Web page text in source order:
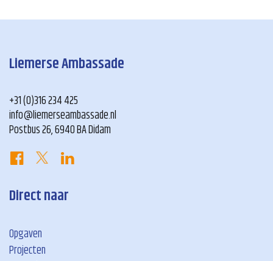
Liemerse Ambassade
+31 (0)316 234 425
info@liemerseambassade.nl
Postbus 26, 6940 BA Didam
Direct naar
Opgaven
Projecten